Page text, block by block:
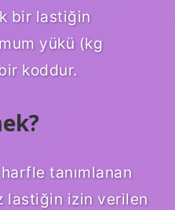
bir lastiğin
yükü (kg
koddur.
tanımlanan
lastiğin izin verilen